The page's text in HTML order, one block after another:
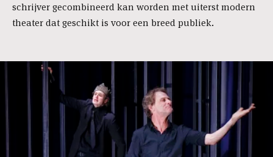
schrijver gecombineerd kan worden met uiterst modern
theater dat geschikt is voor een breed publiek.